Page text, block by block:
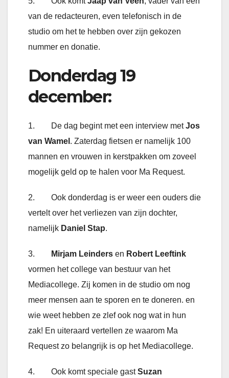
van de redacteuren, even telefonisch in de
studio om het te hebben over zijn gekozen
nummer en donatie.
Donderdag 19
december:
1. De dag begint met een interview metJos
van Wamel . Zaterdag fietsen er namelijk 100
mannen en vrouwen in kerstpakken om zoveel
mogelijk geld op te halen voor Ma Request.
2. Ook donderdag is er weer een ouders die
vertelt over het verliezen van zijn dochter,
namelijk Daniel Stap.
3. Mirjam Leinders en Robert Leeftink
vormen het college van bestuur van het
Mediacollege. Zij komen in de studio om nog
meer mensen aan te sporen en te doneren. en
wie weet hebben ze zlef ook nog wat in hun
zak! En uiteraard vertellen ze waarom Ma
Request zo belangrijk is op het Mediacollege.
4. Ook komt speciale gastSuzan